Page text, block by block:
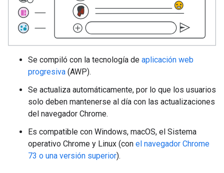
Se compiló con la tecnología de aplicación web
progresiva (AWP).
Se actualiza automáticamente, por lo que los usuarios
solo deben mantenerse al día con las actualizaciones
del navegador Chrome.
Es compatible con Windows, macOS, el Sistema
operativo Chrome y Linux (con el navegador Chrome
73 o una versión superior).